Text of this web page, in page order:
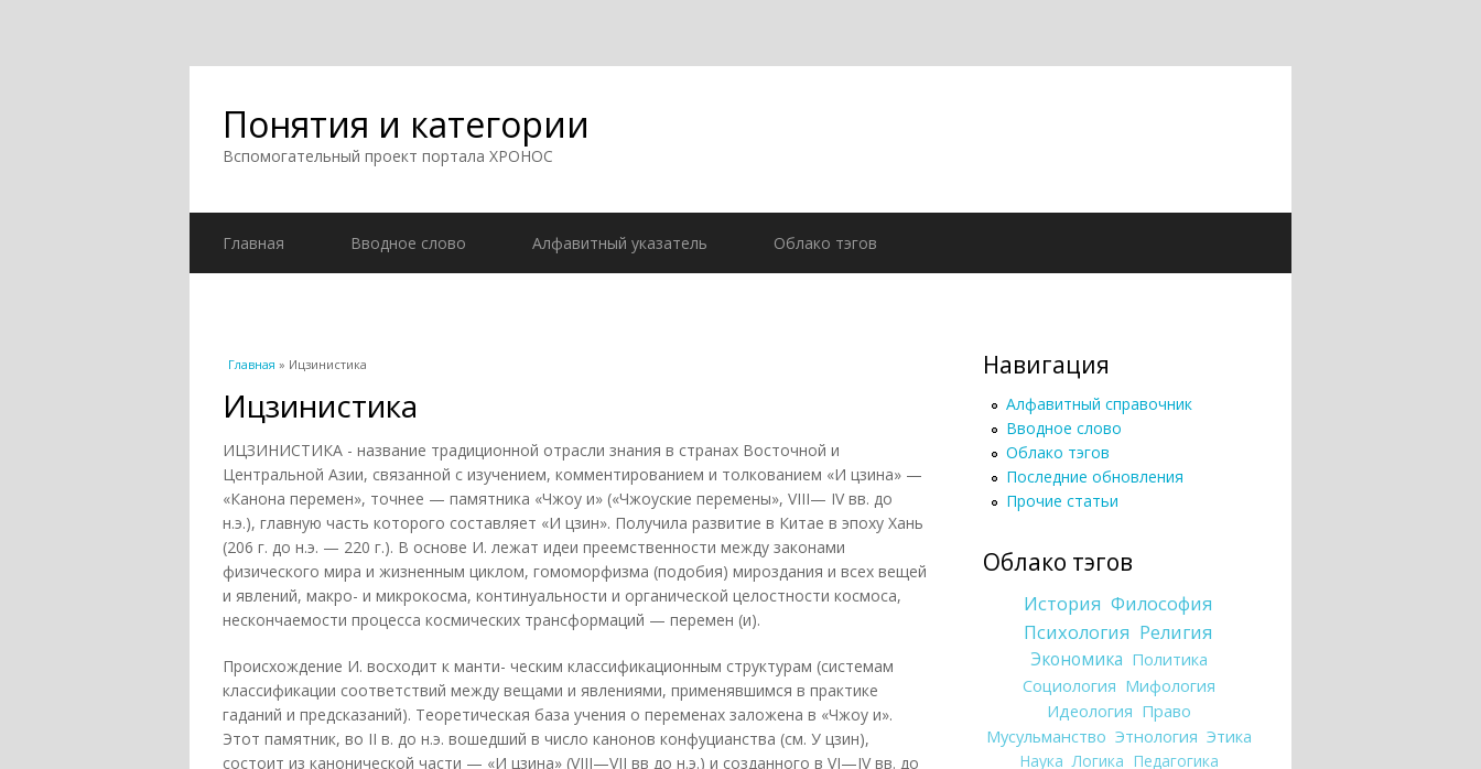
Понятия и категории
Вспомогательный проект портала ХРОНОС
Главная Вводное слово Алфавитный указатель Облако тэгов
Вы здесь
Главная » Ицзинистика
Ицзинистика
ИЦЗИНИСТИКА - название традиционной отрасли знания в странах Восточной и
Центральной Азии, связанной с изучением, комментированием и толкованием «И цзина» —
«Канона перемен», точнее — памятника «Чжоу и» («Чжоуские перемены», VIII— IV вв. до
н.э.), главную часть которого составляет «И цзин». Получила развитие в Китае в эпоху Хань
(206 г. до н.э. — 220 г.). В основе И. лежат идеи преемственности между законами
физического мира и жизненным циклом, гомоморфизма (подобия) мироздания и всех вещей
и явлений, макро- и микрокосма, континуальности и органической целостности космоса,
нескончаемости процесса космических трансформаций — перемен (и).
Происхождение И. восходит к манти- ческим классификационным структурам (системам
классификации соответствий между вещами и явлениями, применявшимся в практике
гаданий и предсказаний). Теоретическая база учения о переменах заложена в «Чжоу и».
Этот памятник, во II в. до н.э. вошедший в число канонов конфуцианства (см. У цзин),
состоит из канонической части — «И цзина» (VIII—VII вв до н.э.) и созданного в VI—IV вв. до
Навигация
Алфавитный справочник
Вводное слово
Облако тэгов
Последние обновления
Прочие статьи
Облако тэгов
История Философия
Психология Религия
Экономика Политика
Социология Мифология
Идеология Право
Мусульманство Этнология Этика
Наука Логика Педагогика